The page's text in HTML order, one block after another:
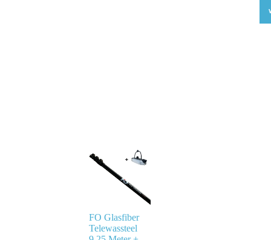
FO Glasfiber
Telewassteel